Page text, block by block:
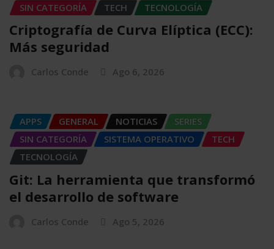
SIN CATEGORÍA
TECH TECNOLOGÍA
Criptografía de Curva Elíptica (ECC):
Más seguridad
Carlos Conde Ago 6, 2026
APPS GENERAL NOTICIAS
SERIES
SIN CATEGORÍA
SISTEMA OPERATIVO
TECH
TECNOLOGÍA
Git: La herramienta que transformó
el desarrollo de software
Carlos Conde Ago 5, 2026